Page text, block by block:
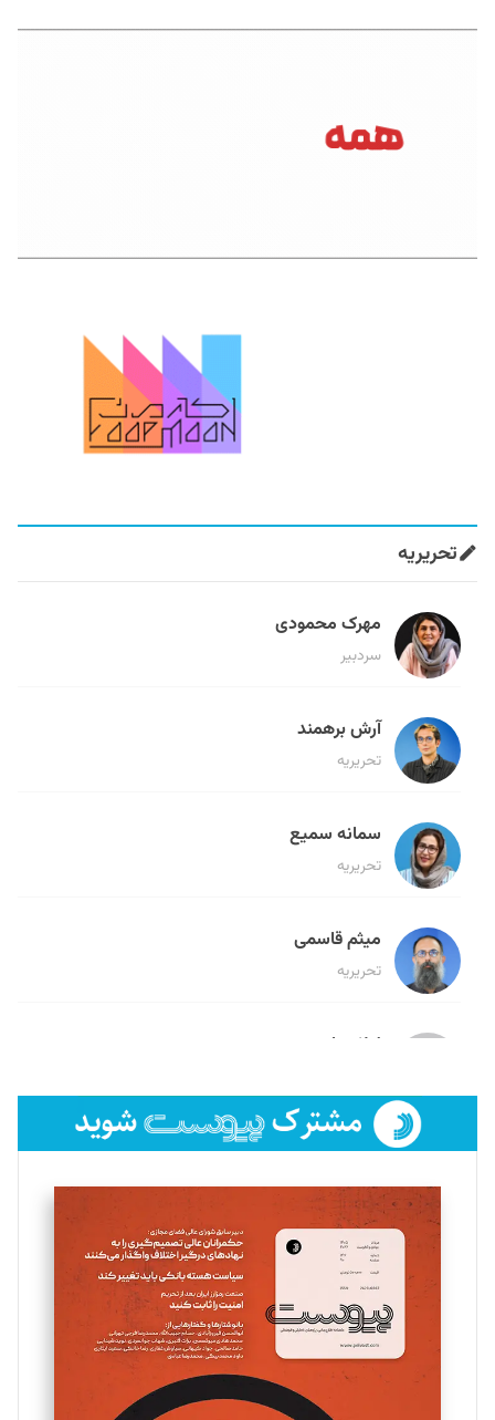
تحریریه
مهرک محمودی
سردبیر
آرش برهمند
تحریریه
سمانه سمیع
تحریریه
میثم قاسمی
تحریریه
لیلا حنارود
فائزه فتحی رستمی
تحریریه
سروش کرمیان
تحریریه
مینا پاکدل